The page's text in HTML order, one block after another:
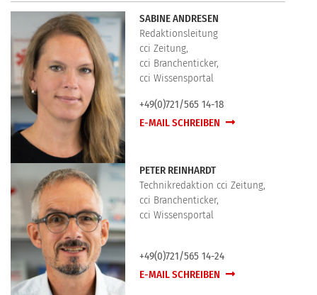
SABINE ANDRESEN
Redaktionsleitung
cci Zeitung,
cci Branchenticker,
cci Wissensportal
+49(0)721/565 14-18
E-MAIL SCHREIBEN
PETER REINHARDT
Technikredaktion cci Zeitung,
cci Branchenticker,
cci Wissensportal
+49(0)721/565 14-24
E-MAIL SCHREIBEN